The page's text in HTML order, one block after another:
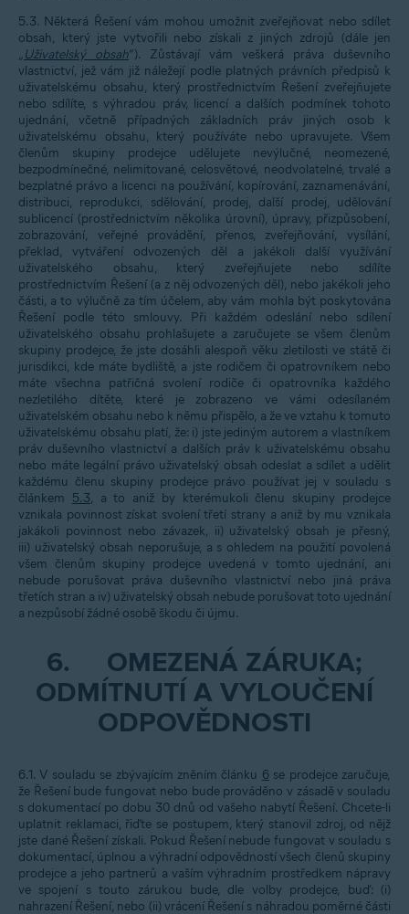
5.3. Některá Řešení vám mohou umožnit zveřejňovat nebo sdílet
obsah, který jste vytvořili nebo získali z jiných zdrojů (dále jen
„Uživatelský obsah“). Zůstávají vám veškerá práva duševního
vlastnictví, jež vám již náležejí podle platných právních předpisů k
uživatelskému obsahu, který prostřednictvím Řešení zveřejňujete
nebo sdílíte, s výhradou práv, licencí a dalších podmínek tohoto
ujednání, včetně případných základních práv jiných osob k
uživatelskému obsahu, který používáte nebo upravujete. Všem
členům skupiny prodejce udělujete nevýlučné, neomezené,
bezpodmínečné, nelimitované, celosvětové, neodvolatelné, trvalé a
bezplatné právo a licenci na používání, kopírování, zaznamenávání,
distribuci, reprodukci, sdělování, prodej, další prodej, udělování
sublicencí (prostřednictvím několika úrovní), úpravy, přizpůsobení,
zobrazování, veřejné provádění, přenos, zveřejňování, vysílání,
překlad, vytváření odvozených děl a jakékoli další využívání
uživatelského obsahu, který zveřejňujete nebo sdílíte
prostřednictvím Řešení (a z něj odvozených děl), nebo jakékoli jeho
části, a to výlučně za tím účelem, aby vám mohla být poskytována
Řešení podle této smlouvy. Při každém odeslání nebo sdílení
uživatelského obsahu prohlašujete a zaručujete se všem členům
skupiny prodejce, že jste dosáhli alespoň věku zletilosti ve státě či
jurisdikci, kde máte bydliště, a jste rodičem či opatrovníkem nebo
máte všechna patřičná svolení rodiče či opatrovníka každého
nezletilého dítěte, které je zobrazeno ve vámi odesílaném
uživatelském obsahu nebo k němu přispělo, a že ve vztahu k tomuto
uživatelskému obsahu platí, že: i) jste jediným autorem a vlastníkem
práv duševního vlastnictví a dalších práv k uživatelskému obsahu
nebo máte legální právo uživatelský obsah odeslat a sdílet a udělit
každému členu skupiny prodejce právo používat jej v souladu s
článkem 5.3, a to aniž by kterémukoli členu skupiny prodejce
vznikala povinnost získat svolení třetí strany a aniž by mu vznikala
jakákoli povinnost nebo závazek, ii) uživatelský obsah je přesný,
iii) uživatelský obsah neporušuje, a s ohledem na použití povolená
všem členům skupiny prodejce uvedená v tomto ujednání, ani
nebude porušovat práva duševního vlastnictví nebo jiná práva
třetích stran a iv) uživatelský obsah nebude porušovat toto ujednání
a nezpůsobí žádné osobě škodu či újmu.
6.
OMEZENÁ ZÁRUKA;
ODMÍTNUTÍ A VYLOUČENÍ
ODPOVĚDNOSTI
6.1. V souladu se zbývajícím zněním článku 6se prodejce zaručuje,
že Řešení bude fungovat nebo bude prováděno v zásadě v souladu
s dokumentací po dobu 30 dnů od vašeho nabytí Řešení. Chcete-li
uplatnit reklamaci, řiďte se postupem, který stanovil zdroj, od nějž
jste dané Řešení získali. Pokud Řešení nebude fungovat v souladu s
dokumentací, úplnou a výhradní odpovědností všech členů skupiny
prodejce a jeho partnerů a vaším výhradním prostředkem nápravy
ve spojení s touto zárukou bude, dle volby prodejce, buď: (i)
nahrazení Řešení, nebo (ii) vrácení Řešení s náhradou poměrné části